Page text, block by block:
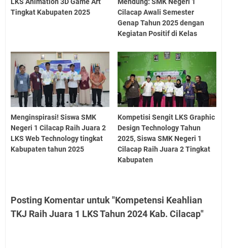
Tingkat Kabupaten 2025
Cilacap Awali Semester
Genap Tahun 2025 dengan
Kegiatan Positif di Kelas
Menginspirasi! Siswa SMK
Negeri 1 Cilacap Raih Juara 2
LKS Web Technology tingkat
Kabupaten tahun 2025
Kompetisi Sengit LKS Graphic
Design Technology Tahun
2025, Siswa SMK Negeri 1
Cilacap Raih Juara 2 Tingkat
Kabupaten
Posting Komentar untuk "Kompetensi Keahlian
TKJ Raih Juara 1 LKS Tahun 2024 Kab. Cilacap"